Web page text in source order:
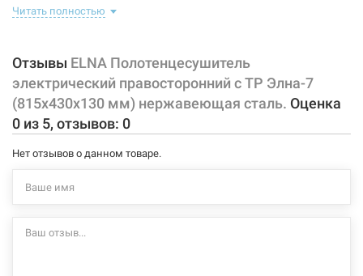
Материал корпуса:
правильно подобранный полотенцесушитель станет
Характеристики и конфигурация изделия, а также комплектация
товара могут изменяться производителем без уведомления. За
внесенные производителем изменения, магазин ответственности
не несет.
Читать полностью
Отзывы ELNA Полотенцесушитель
электрический правосторонний с ТР Элна-7
(815х430х130 мм) нержавеющая сталь. Оценка
0 из 5, отзывов: 0
Нет отзывов о данном товаре.